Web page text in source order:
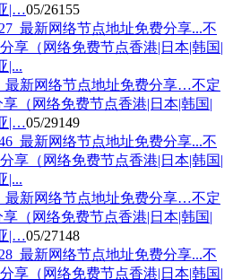
|…05/26155
最新网络节点地址免费分享…不定
（网络免费节点香港|日本|韩国|
|…05/29149
最新网络节点地址免费分享…不定
（网络免费节点香港|日本|韩国|
|…05/27148